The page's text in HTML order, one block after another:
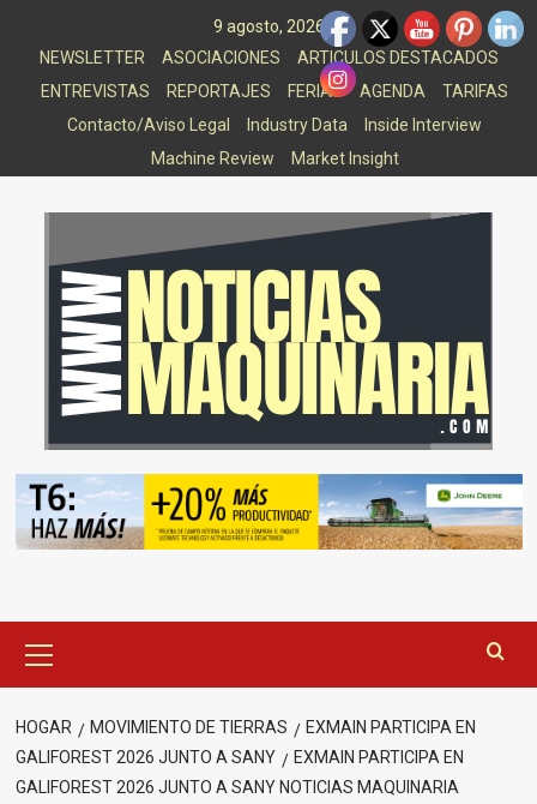
9 agosto, 2026
NEWSLETTER
ASOCIACIONES
ARTICULOS DESTACADOS
ENTREVISTAS
REPORTAJES FERIAS AGENDA
TARIFAS
Contacto/Aviso Legal
Industry Data
Inside Interview
Machine Review
Market Insight
principal
HOGAR MOVIMIENTO DE TIERRAS
EXMAIN PARTICIPA EN
GALIFOREST 2026 JUNTO A SANY
EXMAIN PARTICIPA EN
GALIFOREST 2026 JUNTO A SANY NOTICIAS MAQUINARIA